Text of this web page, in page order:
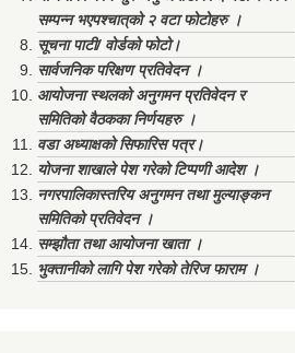
सम्पन्न भएपश्चात्‌को २ वटा फोटोहरु ।
सूचना पाटी/ वोर्डको फोटो।
सार्वजनिक परिक्षण प्रतिवेदन ।
आयोजना स्थलको अनुगमन प्रतिवेदन र
समितिको वैठकका निर्णयहरु ।
वडा अध्याक्षको सिफारिस पत्र।
योजना शाखाले पेश गरेको टिप्पणी आदेश ।
नगरपालिकास्तरिय अनुगमन तथा मुल्याङ्कन
समितिको प्रतिवेदन ।
सम्झौता तथा आयोजना खाता ।
भुक्तानीको लागि पेश गरेको तेरिज फाराम ।